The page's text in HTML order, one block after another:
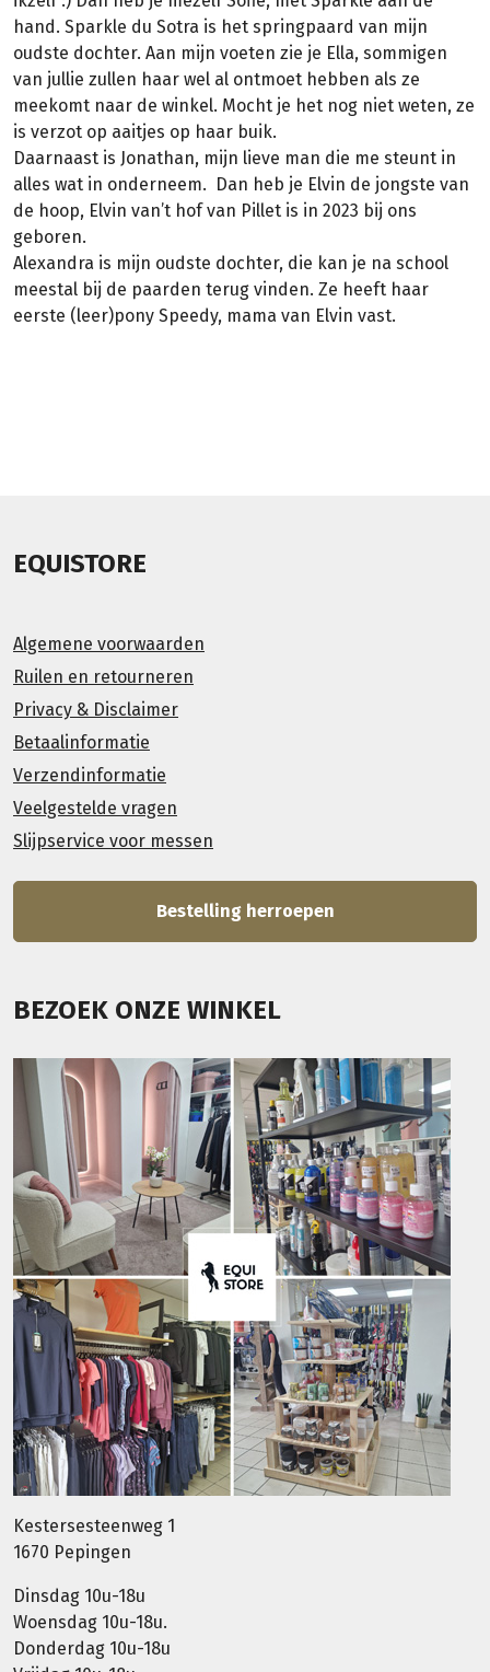
hand. Sparkle du Sotra is het springpaard van mijn
oudste dochter. Aan mijn voeten zie je Ella, sommigen
van jullie zullen haar wel al ontmoet hebben als ze
meekomt naar de winkel. Mocht je het nog niet weten, ze
is verzot op aaitjes op haar buik.
Daarnaast is Jonathan, mijn lieve man die me steunt in
alles wat in onderneem. Dan heb je Elvin de jongste van
de hoop, Elvin van’t hof van Pillet is in 2023 bij ons
geboren.
Alexandra is mijn oudste dochter, die kan je na school
meestal bij de paarden terug vinden. Ze heeft haar
eerste (leer)pony Speedy, mama van Elvin vast.
EQUISTORE
Algemene voorwaarden
Ruilen en retourneren
Privacy & Disclaimer
Betaalinformatie
Verzendinformatie
Veelgestelde vragen
Slijpservice voor messen
Bestelling herroepen
BEZOEK ONZE WINKEL
Kestersesteenweg 1
1670 Pepingen
Dinsdag 10u-18u
Woensdag 10u-18u.
Donderdag 10u-18u